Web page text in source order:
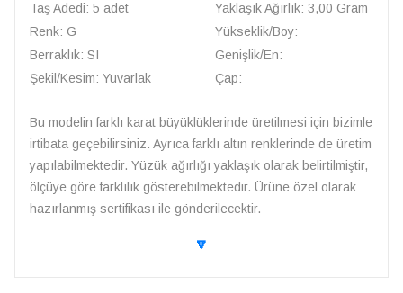
Taş Adedi: 5 adet
Renk: G
Berraklık: SI
Şekil/Kesim: Yuvarlak
Yaklaşık Ağırlık: 3,00 Gram
Yükseklik/Boy:
Genişlik/En:
Çap:
Bu modelin farklı karat büyüklüklerinde üretilmesi için bizimle
irtibata geçebilirsiniz. Ayrıca farklı altın renklerinde de üretim
yapılabilmektedir. Yüzük ağırlığı yaklaşık olarak belirtilmiştir,
ölçüye göre farklılık gösterebilmektedir. Ürüne özel olarak
hazırlanmış sertifikası ile gönderilecektir.
🔽